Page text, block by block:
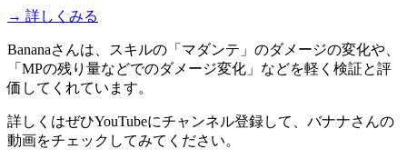
→ 詳しくみる
Bananaさんは、スキルの「マダンテ」のダメージの変化や、
「MPの残り量などでのダメージ変化」などを軽く検証と評
価してくれています。
詳しくはぜひYouTubeにチャンネル登録して、バナナさんの
動画をチェックしてみてください。